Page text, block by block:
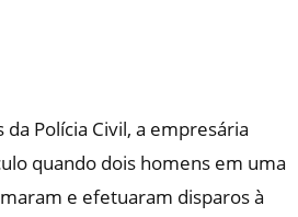
Polícia Civil, a empresária
quando dois homens em uma
e efetuaram disparos à